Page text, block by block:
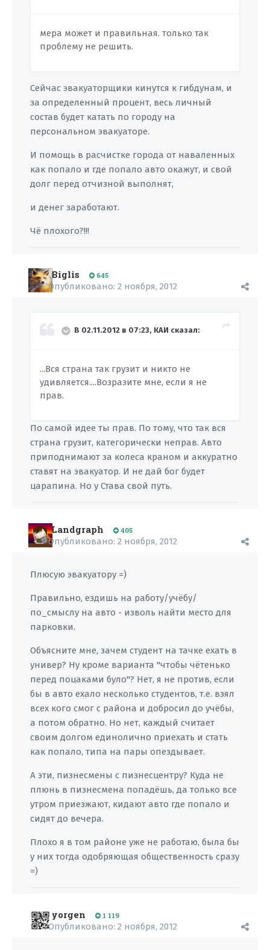
мера может и правильная. только так
проблему не решить.
Сейчас эвакуаторщики кинутся к гибдунам, и
за определенный процент, весь личный
состав будет катать по городу на
персональном эвакуаторе.
И помощь в расчистке города от наваленных
как попало и где попало авто окажут, и свой
долг перед отчизной выполнят,
и денег заработают.
Чё плохого?!!!
Biglis 645
Опубликовано: 2 ноября, 2012
В 02.11.2012 в 07:23, КАИ сказал:
...Вся страна так грузит и никто не
удивляется....Возразите мне, если я не
прав.
По самой идее ты прав. По тому, что так вся
страна грузит, категорически неправ. Авто
приподнимают за колеса краном и аккуратно
ставят на эвакуатор. И не дай бог будет
царапина. Но у Става свой путь.
Landgraph 405
Опубликовано: 2 ноября, 2012
Плюсую эвакуатору =)
Правильно, ездишь на работу/учёбу/
по_смыслу на авто - изволь найти место для
парковки.
Объясните мне, зачем студент на тачке ехать в
универ? Ну кроме варианта "чтобы чётенько
перед поцаками було"? Нет, я не против, если
бы в авто ехало несколько студентов, т.е. взял
всех кого смог с района и добросил до учёбы,
а потом обратно. Но нет, каждый считает
своим долгом единолично приехать и стать
как попало, типа на пары опездывает.
А эти, пизнесмены с пизнесцентру? Куда не
плюнь в пизнесмена попадёшь, да только все
утром приезжают, кидают авто где попало и
сидят до вечера.
Плохо я в том районе уже не работаю, была бы
у них тогда одобряющая общественность сразу
=)
yorgen 1 119
Опубликовано: 2 ноября, 2012